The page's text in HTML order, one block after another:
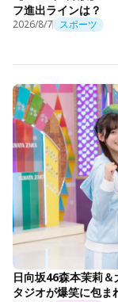
フ進出ラインは？
2026/8/7 スポーツ
日向坂46森本茉莉
タジオが爆笑に包ま